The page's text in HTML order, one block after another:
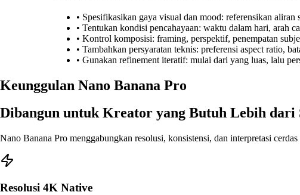
• Spesifikasikan gaya visual dan mood: referensikan aliran
• Tentukan kondisi pencahayaan: waktu dalam hari, arah
• Kontrol komposisi: framing, perspektif, penempatan
• Tambahkan persyaratan teknis: preferensi aspect ratio,
• Gunakan refinement iteratif: mulai dari yang luas, lalu
Keunggulan Nano Banana Pro
Dibangun untuk Kreator yang Butuh Lebih dari
Nano Banana Pro menggabungkan resolusi, konsistensi, dan interpretasi
Resolusi 4K Native